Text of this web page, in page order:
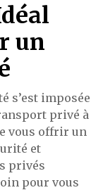
un
s’est imposée
privé à
vous offrir un
et
privés
pour vous